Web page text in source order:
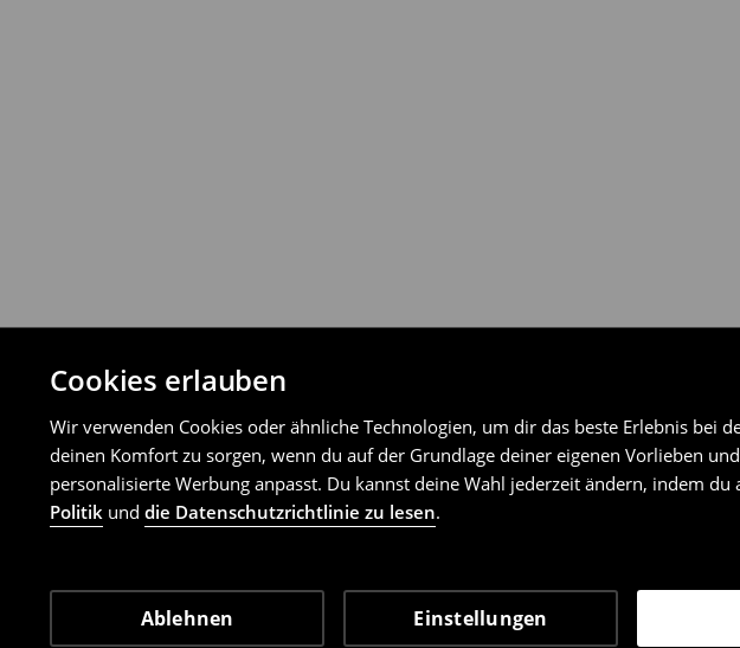
Cookies erlauben
Wir verwenden Cookies oder ähnliche Technologien, um dir das beste Erlebnis
deinen Komfort zu sorgen, wenn du auf der Grundlage deiner eigenen Vorlieben
personalisierte Werbung anpasst. Du kannst deine Wahl jederzeit ändern, indem
Politik und die Datenschutzrichtlinie zu lesen.
Ablehnen Einstellungen